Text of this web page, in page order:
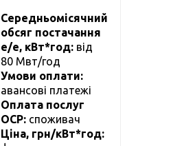
Середньомісячний
обсяг постачання
е/е, кВт*год: від
80 Мвт/год
Умови оплати:
авансові платежі
Оплата послуг
ОСР: cпоживач
Ціна, грн/кВт*год: